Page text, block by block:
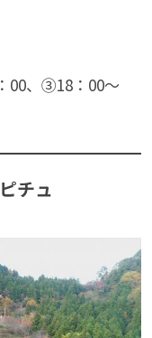
00、③18：00〜
チュ